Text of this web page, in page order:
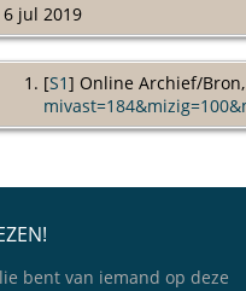
6 jul 2019
[S1] Online Archief/Bron,
bent van iemand op deze